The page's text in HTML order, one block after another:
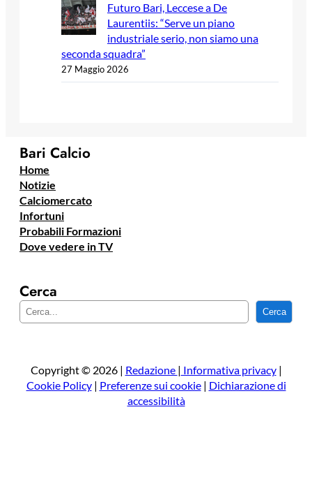
Futuro Bari, Leccese a De
Laurentiis: “Serve un piano
industriale serio, non siamo una
seconda squadra”
27 Maggio 2026
Bari Calcio
Home
Notizie
Calciomercato
Infortuni
Probabili Formazioni
Dove vedere in TV
Cerca
e
a
Cerca
Copyright © 2026 | Redazione | Informativa privacy|
Cookie Policy| Preferenze sui cookie| Dichiarazione di
accessibilità